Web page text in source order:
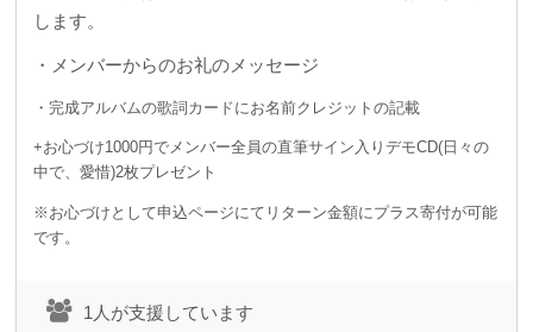
します。
・メンバーからのお礼のメッセージ
・完成アルバムの歌詞カードにお名前クレジットの記載
+お心づけ1000円でメンバー全員の直筆サイン入りデモCD(日々の
中で、愛惜)2枚プレゼント
※お心づけとして申込ページにてリターン金額にプラス寄付が可能
です。
1人が支援しています